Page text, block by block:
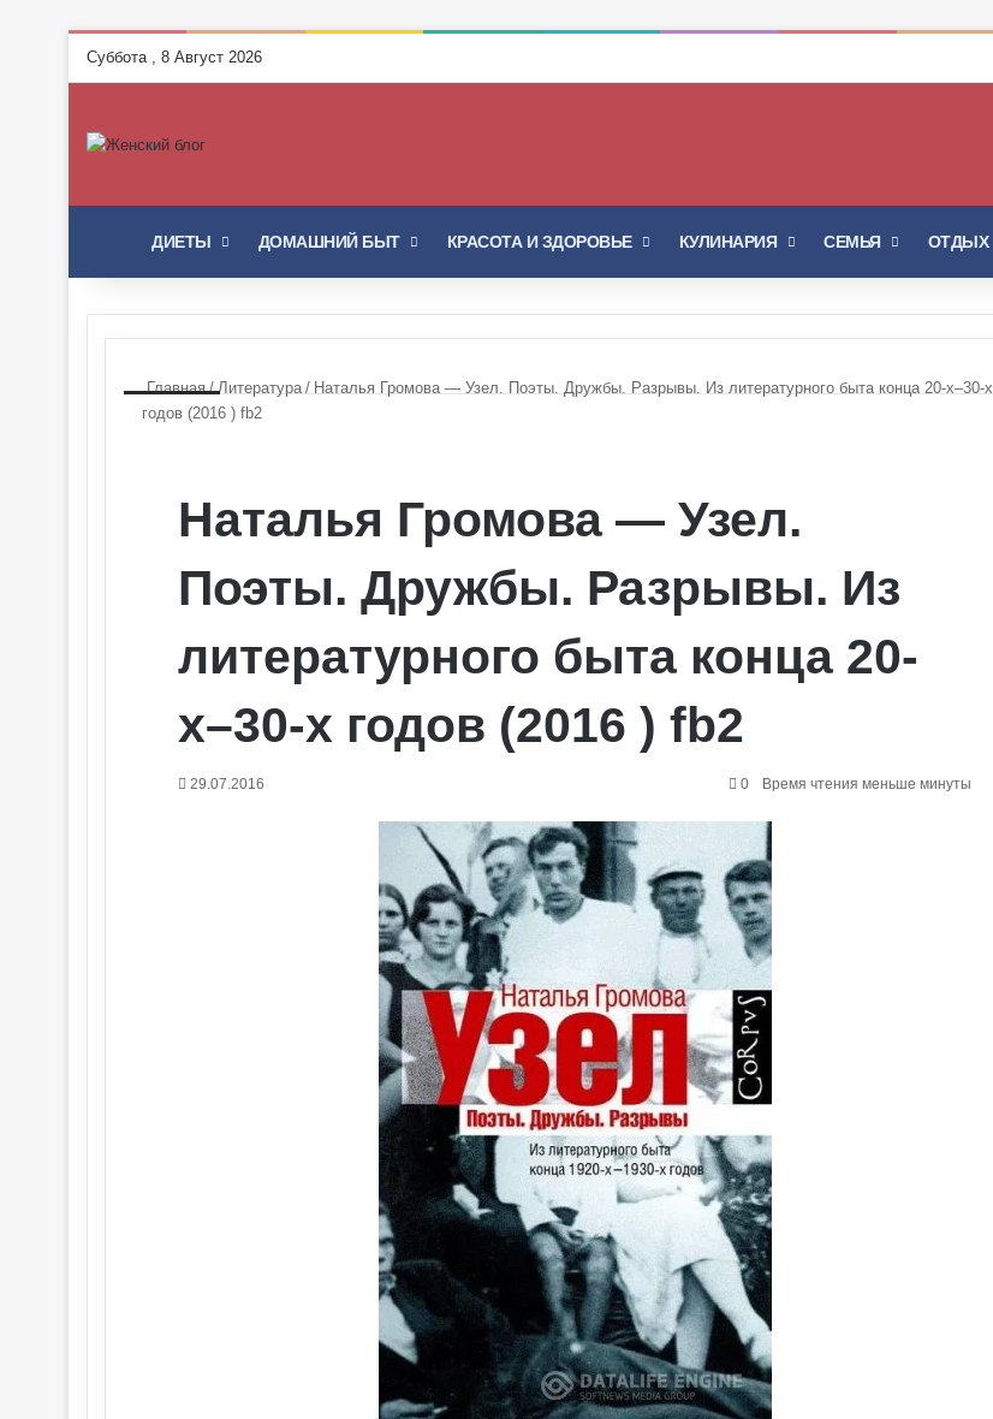
Суббота , 8 Август 2026
ГЛАВНАЯ
ДИЕТЫ ДОМАШНИЙ БЫТ КРАСОТА И ЗДОРОВЬЕ КУЛИНАРИЯ СЕМЬЯ ОТДЫХ
Главная / Литература / Наталья Громова — Узел. Поэты. Дружбы. Разрывы. Из литературного быта конца 20-х–30-х
годов (2016 ) fb2
Наталья Громова — Узел.
Поэты. Дружбы. Разрывы. Из
литературного быта конца 20-
х–30-х годов (2016 ) fb2
29.07.2016 0 Время чтения меньше минуты